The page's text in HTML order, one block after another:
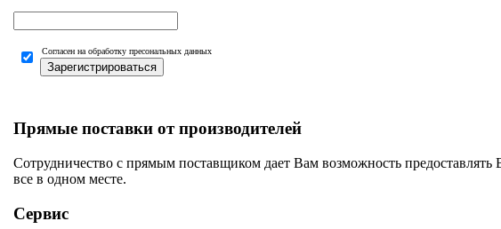
Согласен на обработку пресональных данных
Зарегистрироваться
Прямые поставки от производителей
Сотрудничество с прямым поставщиком дает Вам возможность
все в одном месте.
Сервис